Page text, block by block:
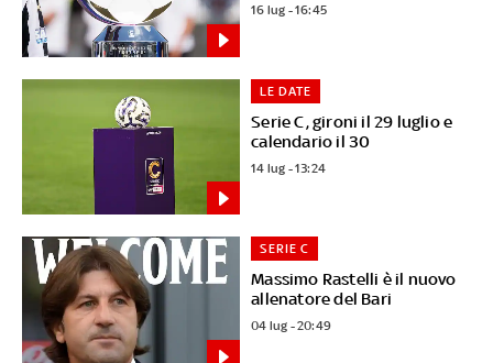
16 lug - 16:45
Serie C, gironi il 29 luglio e
calendario il 30
LE DATE
14 lug - 13:24
Massimo Rastelli è il nuovo
allenatore del Bari
SERIE C
04 lug - 20:49